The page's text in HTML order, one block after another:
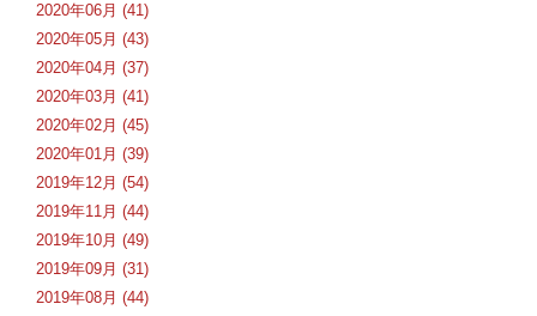
2020年06月 (41)
2020年05月 (43)
2020年04月 (37)
2020年03月 (41)
2020年02月 (45)
2020年01月 (39)
2019年12月 (54)
2019年11月 (44)
2019年10月 (49)
2019年09月 (31)
2019年08月 (44)